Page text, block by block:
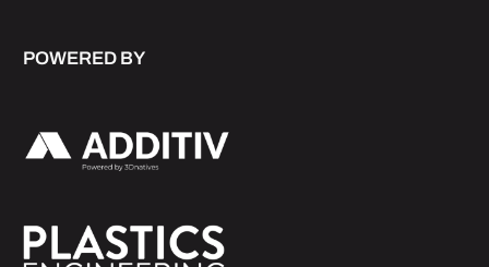
POWERED BY